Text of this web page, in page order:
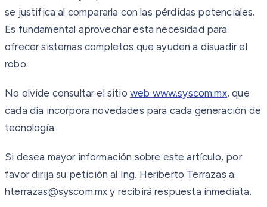
se justifica al compararla con las pérdidas potenciales.
Es fundamental aprovechar esta necesidad para
ofrecer sistemas completos que ayuden a disuadir el
robo.
No olvide consultar el sitio web www.syscom.mx, que
cada día incorpora novedades para cada generación de
tecnología.
Si desea mayor información sobre este artículo, por
favor dirija su petición al Ing. Heriberto Terrazas a:
hterrazas@syscom.mx y recibirá respuesta inmediata.